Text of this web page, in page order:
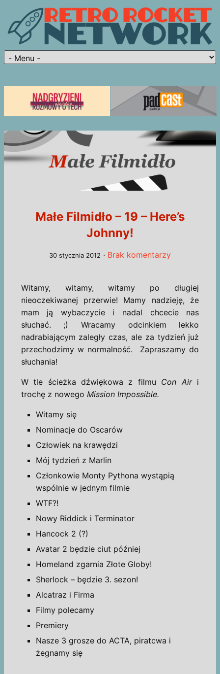
Małe Filmidło – 19 – Here’s
Johnny!
30 stycznia 2012 · Brak komentarzy
Witamy, witamy, witamy po długiej
nieoczekiwanej przerwie! Mamy nadzieję, że
mam ją wybaczycie i nadal chcecie nas
słuchać. ;) Wracamy odcinkiem lekko
nadrabiającym zaległy czas, ale za tydzień już
przechodzimy w normalność. Zapraszamy do
słuchania!
W tle ścieżka dźwiękowa z filmu Con Airi
trochę z nowego Mission Impossible.
Witamy się
Nominacje do Oscarów
Człowiek na krawędzi
Mój tydzień z Marlin
Członkowie Monty Pythona wystąpią
wspólnie w jednym filmie
WTF?!
Nowy Riddick i Terminator
Hancock 2 (?)
Avatar 2 będzie ciut później
Homeland zgarnia Złote Globy!
Sherlock – będzie 3. sezon!
Alcatraz i Firma
Filmy polecamy
Premiery
Nasze 3 grosze do ACTA, piratcwa i
żegnamy się